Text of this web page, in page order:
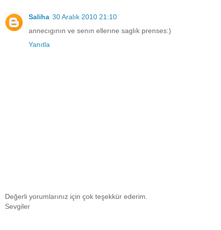
Saliha 30 Aralık 2010 21:10
annecıgının ve senın ellerıne saglık prenses:)
Yanıtla
Değerli yorumlarınız için çok teşekkür ederim.
Sevgiler